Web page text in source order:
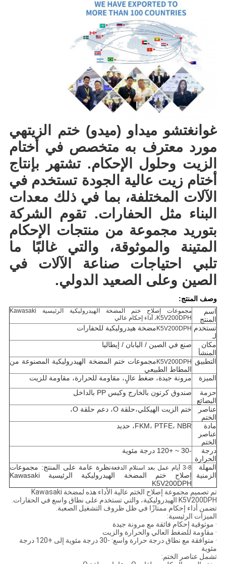
غوانغتشو ميداو (ميدو) ختم الزيتهي
مورد معترف به متخصص في أختام
الزيت وحلول الإحكام. تشتهر بإنتاج
أختام زيت عالية الجودة تستخدم في
الآلات المختلفة، بما في ذلك معدات
البناء مثل الحفارات. تقوم الشركة
بتوريد مجموعة من منتجات الإحكام
المتينة والموثوقة، والتي غالبًا ما
تلبي احتياجات صناعة الآلات في
الصين وعلى الصعيد الدولي.
وصف المنتج:
اسم
المنتج
مجموعات إصلاح ختم المضخة الهيدروليكية الرئيسية Kawasaki
K5V200DPH، أداء إحكام عالي
تستخدم
لـ
K5V200DPH مضخة هيدروليكية للحفارات
مكان
المنشأ
صنع في الصين / اليابان / إيطاليا
التطبيق K5V200DPH مجموعات ختم المضخة الهيدروليكية المصنوعة من
المطاط الطبيعي
الميزة
مرونة جيدة، ضغط عالٍ، مقاومة للحرارة، مقاومة للزيت
حزمة
البضائع
صندوق كرتون بالخارج وكيس PP بالداخل
عناصر
الختم
ختم الزيت الهيكلي،حلقة O، دعم حلقة O،
مادة
عناصر
الختم
FKM، PTFE، NBR، حديد
درجة
الحرارة
-30 ~ +120 درجة مئوية
المهلة
الزمنية
3-8 أيام عمل بعد استلام الدفعة
نظرة عامة على المنتج: مجموعات
إصلاح ختم المضخة الهيدروليكية الرئيسية Kawasaki
K5V200DPH
تم تصميم مجموعة إصلاح الختم عالية الأداء هذه لمضخة Kawasaki
K5V200DPH الهيدروليكية، والتي تستخدم على نطاق واسع في الحفارات.
تضمن أداء إحكام ممتازًا في ظل ظروف التشغيل الصعبة.
الميزات الرئيسية:
· موثوقية إحكام فائقة مع مرونة جيدة
· مقاومة للضغط العالي والحرارة والزيت
· متوافقة مع نطاق درجة حرارة واسع: -30 درجة مئوية إلى +120 درجة
مئوية
تشمل عناصر الختم: